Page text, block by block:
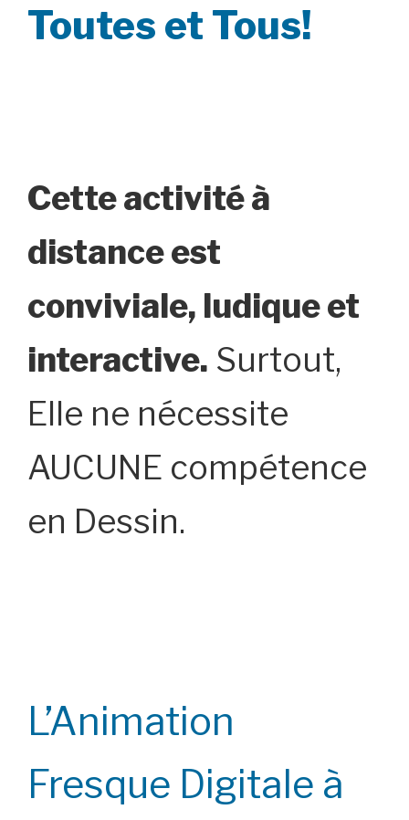
Toutes et Tous!
Cette activité à
distance est
conviviale, ludique et
interactive. Surtout,
Elle ne nécessite
AUCUNE compétence
en Dessin.
L’Animation
Fresque Digitale à